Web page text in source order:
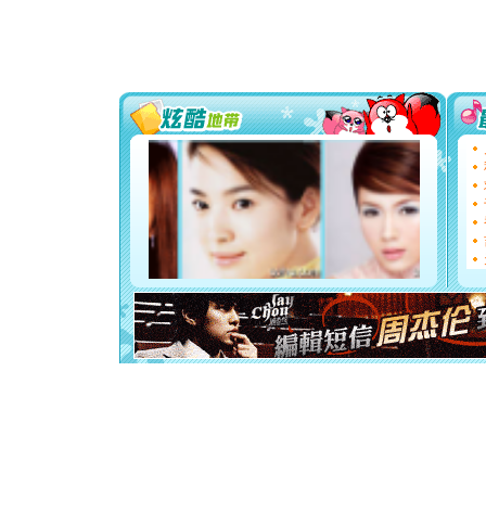
你太多，
要平安
[圣诞节]
能正大
都要快乐
[圣诞节]
如意,快
[元旦]
看
断电。
你是我
[元旦]
起；二是
离。水晶
[元旦]当
泣，这痛